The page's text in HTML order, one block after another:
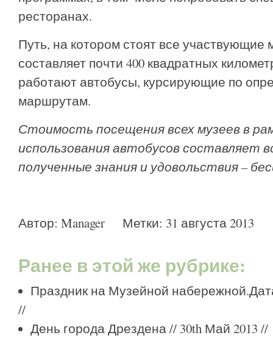
ресторанах.
Путь, на котором стоят все
составляет почти 400 квадратных
работают автобусы, курсирующие по
маршрутам.
Стоимость посещения всех музеев в
использования автобусов составляет
полученные знания и удовольствия –
Автор: Manager Метки: 31 августа 2013
Ранее в этой же рубрике:
Праздник на Музейной
//
День города Дрездена// 30th Май 2013 //